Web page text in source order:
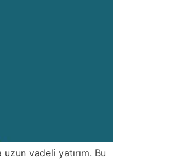
vadeli yatırım. Bu